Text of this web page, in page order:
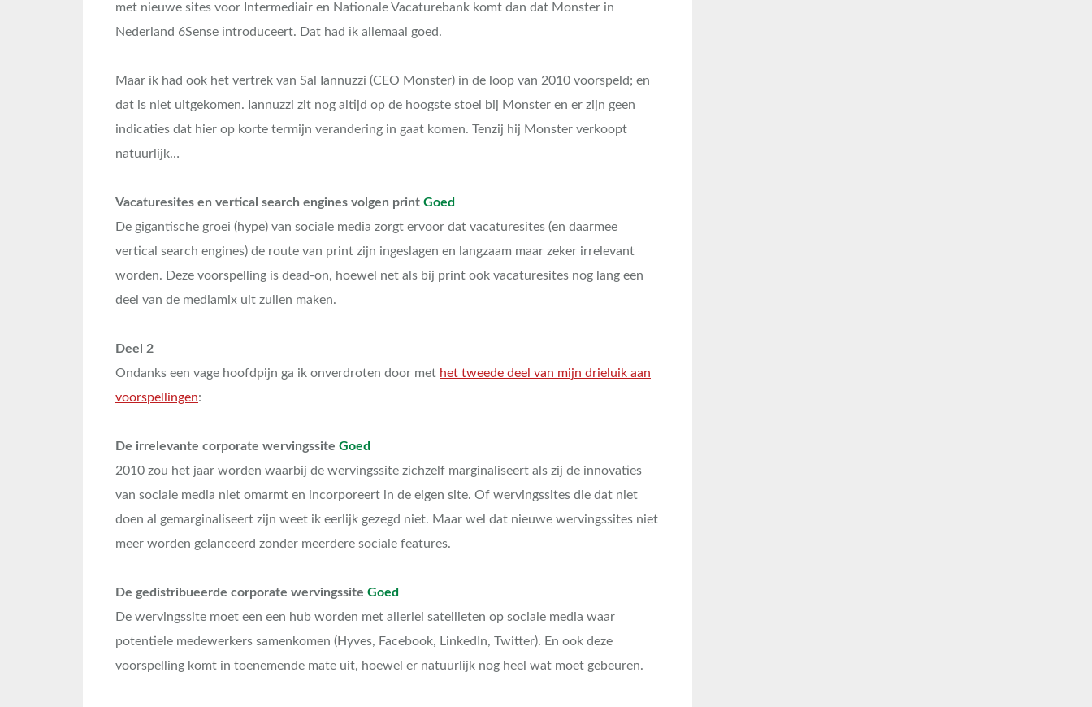
met nieuwe sites voor Intermediair en Nationale Vacaturebank komt dan dat Monster in
Nederland 6Sense introduceert. Dat had ik allemaal goed.
Maar ik had ook het vertrek van Sal Iannuzzi (CEO Monster) in de loop van 2010 voorspeld; en
dat is niet uitgekomen. Iannuzzi zit nog altijd op de hoogste stoel bij Monster en er zijn geen
indicaties dat hier op korte termijn verandering in gaat komen. Tenzij hij Monster verkoopt
natuurlijk…
Vacaturesites en vertical search engines volgen print Goed
De gigantische groei (hype) van sociale media zorgt ervoor dat vacaturesites (en daarmee
vertical search engines) de route van print zijn ingeslagen en langzaam maar zeker irrelevant
worden. Deze voorspelling is dead-on, hoewel net als bij print ook vacaturesites nog lang een
deel van de mediamix uit zullen maken.
Deel 2
Ondanks een vage hoofdpijn ga ik onverdroten door met het tweede deel van mijn drieluik aan
voorspellingen:
De irrelevante corporate wervingssite Goed
2010 zou het jaar worden waarbij de wervingssite zichzelf marginaliseert als zij de innovaties
van sociale media niet omarmt en incorporeert in de eigen site. Of wervingssites die dat niet
doen al gemarginaliseert zijn weet ik eerlijk gezegd niet. Maar wel dat nieuwe wervingssites niet
meer worden gelanceerd zonder meerdere sociale features.
De gedistribueerde corporate wervingssite Goed
De wervingssite moet een een hub worden met allerlei satellieten op sociale media waar
potentiele medewerkers samenkomen (Hyves, Facebook, LinkedIn, Twitter). En ook deze
voorspelling komt in toenemende mate uit, hoewel er natuurlijk nog heel wat moet gebeuren.